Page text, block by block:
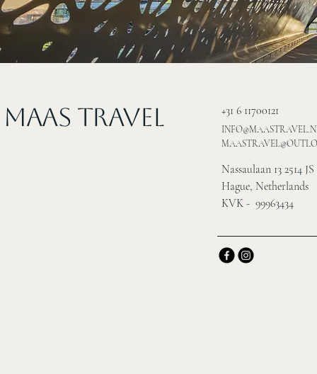
MAAS Travel +31 6 11700121
Nassaulaan 13 2514
Hague, Netherlands
KVK - 99963434